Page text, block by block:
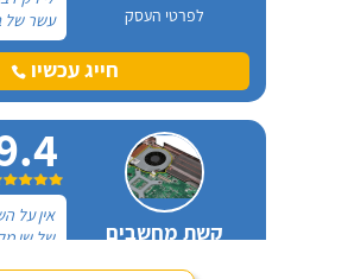
לפרטי העסק
עשר של
שנים
הוא מבצע
שונים
שאצלצל
יענה
בזמן
חייג עכשיו
קשת מחשבים
אין על
של שי